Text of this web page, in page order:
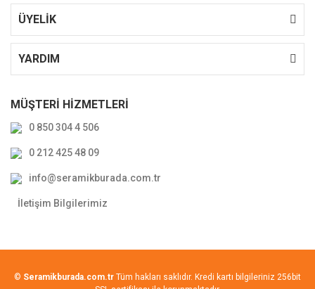
ÜYELİK
YARDIM
MÜŞTERİ HİZMETLERİ
0 850 304 4 506
0 212 425 48 09
info@seramikburada.com.tr
İletişim Bilgilerimiz
© Seramikburada.com.tr Tüm hakları saklıdır. Kredi kartı bilgileriniz 256bit